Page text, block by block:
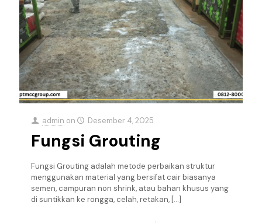
admin on Desember 4, 2025
Fungsi Grouting
Fungsi Grouting adalah metode perbaikan struktur
menggunakan material yang bersifat cair biasanya
semen, campuran non shrink, atau bahan khusus yang
di suntikkan ke rongga, celah, retakan, […]